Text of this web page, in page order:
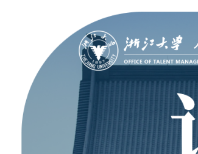
聚贤纳才
Jobs @ ZJU